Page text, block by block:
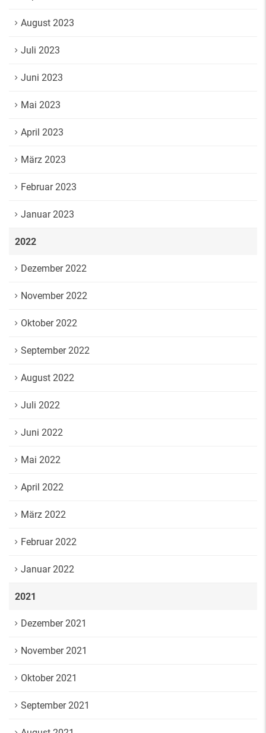
August 2023
Juli 2023
Juni 2023
Mai 2023
April 2023
März 2023
Februar 2023
Januar 2023
2022
Dezember 2022
November 2022
Oktober 2022
September 2022
August 2022
Juli 2022
Juni 2022
Mai 2022
April 2022
März 2022
Februar 2022
Januar 2022
2021
Dezember 2021
November 2021
Oktober 2021
September 2021